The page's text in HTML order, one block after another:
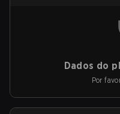
Dados do
Por